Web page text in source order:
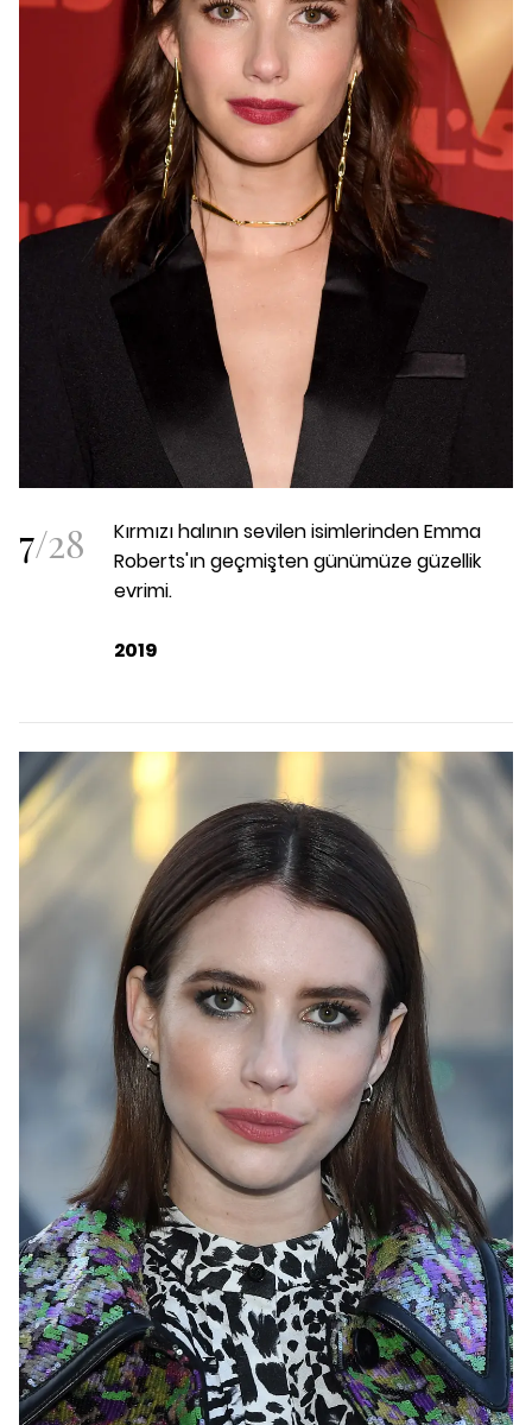
7/28
Kırmızı halının sevilen isimlerinden Emma
Roberts'ın geçmişten günümüze güzellik
evrimi.
2019